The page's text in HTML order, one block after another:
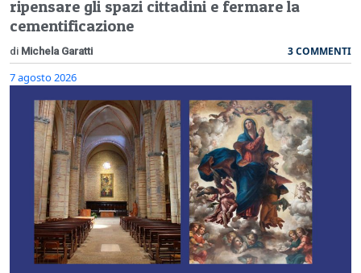
ripensare gli spazi cittadini e fermare la
cementificazione
di Michela Garatti 3 COMMENTI
7 agosto 2026